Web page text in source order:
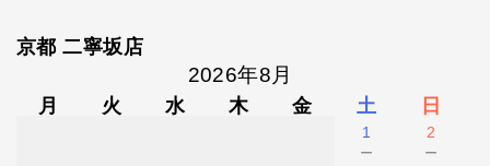
京都 二寧坂店
2026年8月
月 火 水 木 金 土 日
1
－
2
－